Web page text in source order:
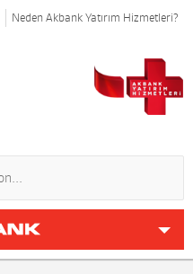
Neden Akbank Yatırım Hizmetleri?